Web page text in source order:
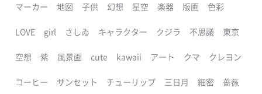
マーカー 地図 子供 幻想 星空 楽器 版画 色彩
LOVE girl さしゐ キャラクター クジラ 不思議 東京
空想 紫 風景画 cute kawaii アート クマ クレヨン
コーヒー サンセット チューリップ 三日月 細密 薔薇